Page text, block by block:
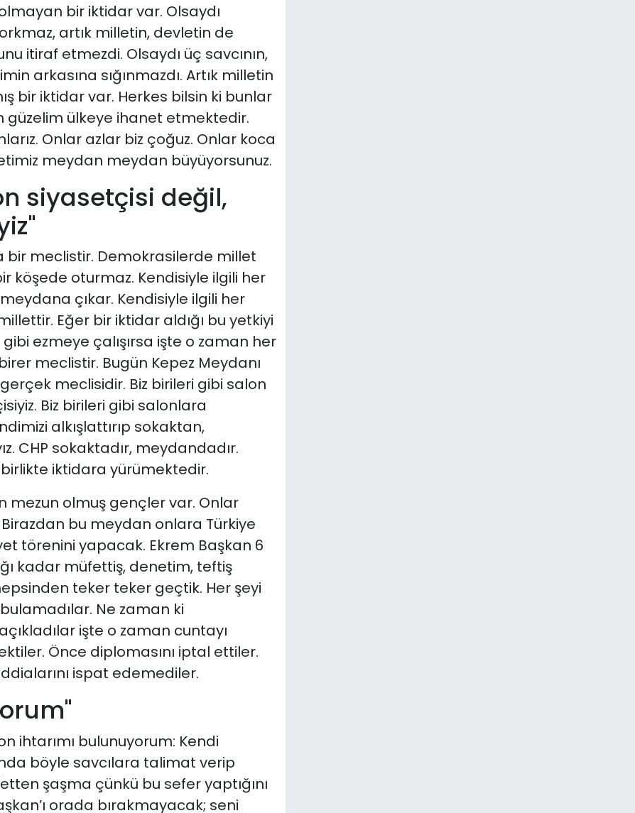
bir iktidar var. Olsaydı
artık milletin, devletin de
itiraf etmezdi. Olsaydı üç savcının,
arkasına sığınmazdı. Artık milletin
bir iktidar var. Herkes bilsin ki bunlar
güzelim ülkeye ihanet etmektedir.
Onlar azlar biz çoğuz. Onlar koca
meydan meydan büyüyorsunuz.
siyasetçisi değil,
bir meclistir. Demokrasilerde millet
köşede oturmaz. Kendisiyle ilgili her
çıkar. Kendisiyle ilgili her
Eğer bir iktidar aldığı bu yetkiyi
ezmeye çalışırsa işte o zaman her
meclistir. Bugün Kepez Meydanı
meclisidir. Biz birileri gibi salon
Biz birileri gibi salonlara
alkışlattırıp sokaktan,
CHP sokaktadır, meydandadır.
iktidara yürümektedir.
mezun olmuş gençler var. Onlar
bu meydan onlara Türkiye
törenini yapacak. Ekrem Başkan 6
kadar müfettiş, denetim, teftiş
teker teker geçtik. Her şeyi
Ne zaman ki
işte o zaman cuntayı
Önce diplomasını iptal ettiler.
ispat edemediler.
ihtarımı bulunuyorum: Kendi
böyle savcılara talimat verip
şaşma çünkü bu sefer yaptığını
orada bırakmayacak; seni